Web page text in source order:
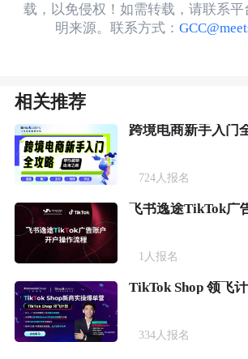
载，以免侵权！如需转载，请联系
明来源。联系方式：
相关推荐
跨境电商新手入门
724人报名
1 人报名
334人报名